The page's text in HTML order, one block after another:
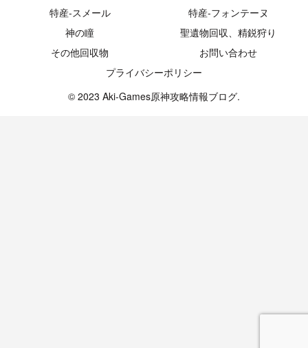
特産-スメール
特産-フォンテーヌ
神の瞳
聖遺物回収、精鋭狩り
その他回収物
お問い合わせ
プライバシーポリシー
© 2023 Aki-Games原神攻略情報ブログ.